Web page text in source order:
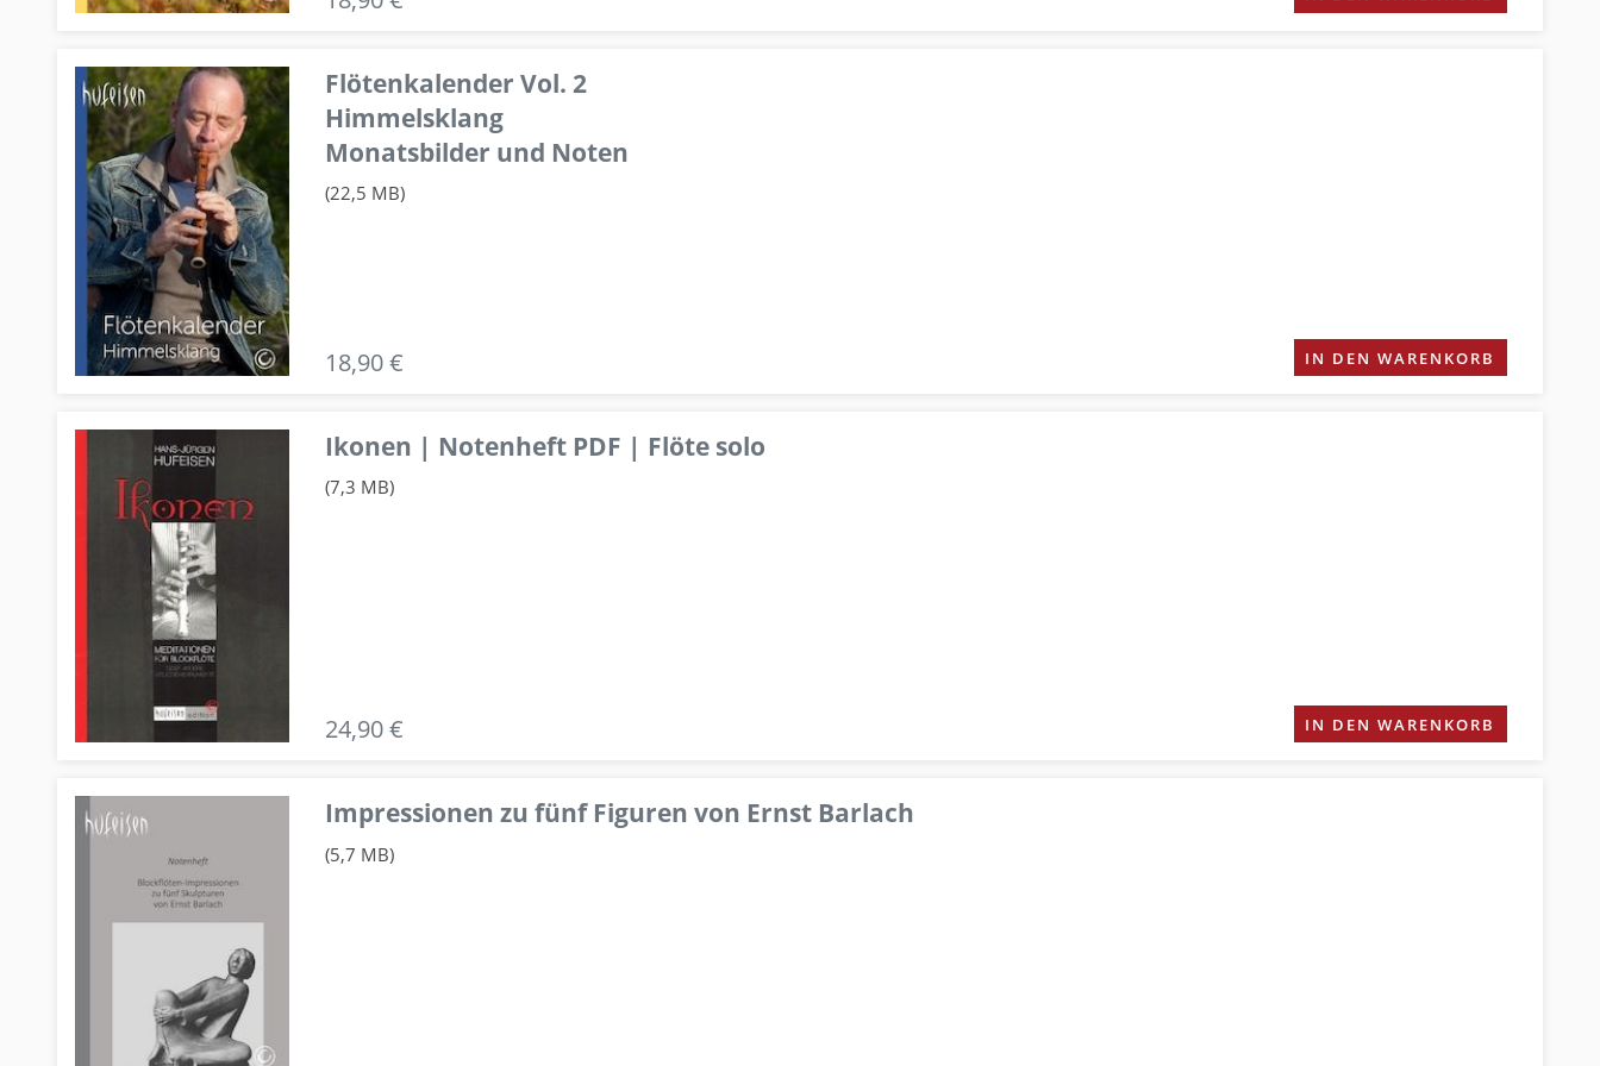
Flötenkalender Vol. 2
Himmelsklang
Monatsbilder und Noten
(22,5 MB)
18,90 € IN DEN WARENKORB
Ikonen | Notenheft PDF | Flöte solo
(7,3 MB)
24,90 € IN DEN WARENKORB
Impressionen zu fünf Figuren von Ernst Barlach
(5,7 MB)